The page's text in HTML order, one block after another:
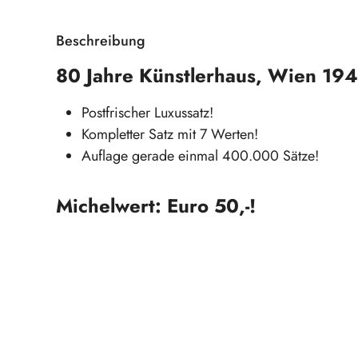
Beschreibung
80 Jahre Künstlerhaus, Wien
Postfrischer Luxussatz!
Kompletter Satz mit 7 Werten!
Auflage gerade einmal 400.000 Sätze!
Michelwert: Euro 50,-!